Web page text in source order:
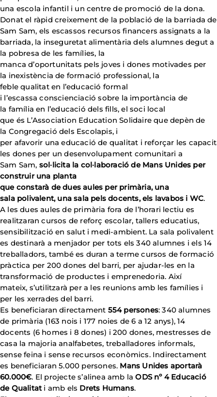
una escola infantil i un centre de promoció de la dona.
Donat el ràpid creixement de la població de la barriada de
Sam Sam, els escassos recursos financers assignats a la
barriada, la inseguretat alimentària dels alumnes degut a
la pobresa de les famílies, la
manca d’oportunitats pels joves i dones motivades per
la inexistència de formació professional, la
feble qualitat en l’educació formal
i l’escassa conscienciació sobre la importància de
la família en l’educació dels fills, el soci local
que és L’Association Education Solidaire que depèn de
la Congregació dels Escolapis, i
per afavorir una educació de qualitat i reforçar les
les dones per un desenvolupament comunitari a
Sam Sam, sol·licita la col·laboració de Mans Unides per
construir una planta
que constarà de dues aules per primària, una
sala polivalent, una sala pels docents, els lavabos i WC.
A les dues aules de primària fora de l’horari lectiu es
realitzaran cursos de reforç escolar, tallers educatius,
sensibilització en salut i medi-ambient. La sala polivalent
es destinarà a menjador per tots els 340 alumnes i els 14
treballadors, també es duran a terme cursos de formació
pràctica per 200 dones del barri, per ajudar-les en la
transformació de productes i emprenedoria. Així
mateix, s’utilitzarà per a les reunions amb les famílies i
per les xerrades del barri.
Es beneficiaran directament 554 persones: 340 alumnes
de primària (163 nois i 177 noies de 6 a 12 anys), 14
docents (6 homes i 8 dones) i 200 dones, mestresses de
casa la majoria analfabetes, treballadores informals,
sense feina i sense recursos econòmics. Indirectament
es beneficiaran 5.000 persones. Mans Unides aportarà
60.000€. El projecte s’alinea amb laODS nº 4 Educació
de Qualitati amb els Drets Humans.